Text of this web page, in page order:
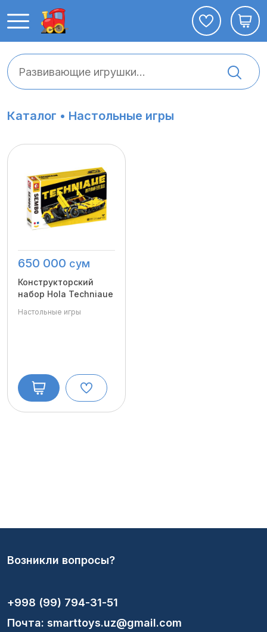
Каталог • Настольные игры
650 000 сум
Конструкторский
набор Hola Techniaue
Настольные игры
Возникли вопросы?
+998 (99) 794-31-51
Почта: smarttoys.uz@gmail.com